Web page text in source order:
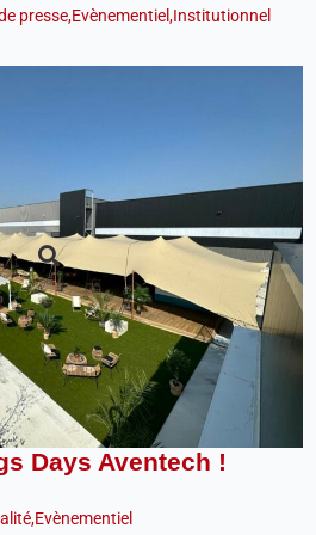
presse,Evènementiel,Institutionnel
Days Aventech !
,Evènementiel